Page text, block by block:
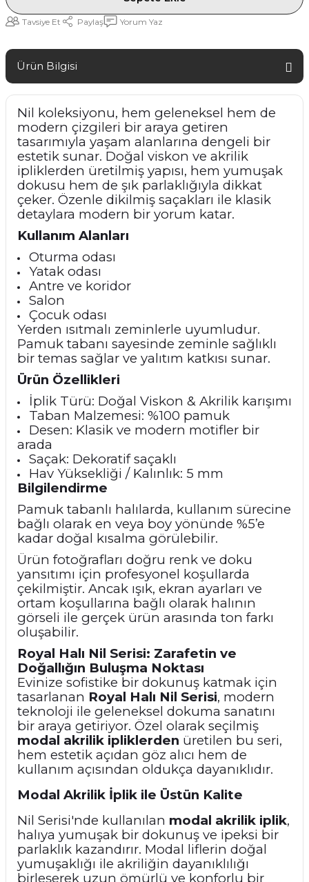
Tavsiye Et Paylaş Yorum Yaz
Ürün Bilgisi
Nil koleksiyonu, hem geleneksel hem de
modern çizgileri bir araya getiren
tasarımıyla yaşam alanlarına dengeli bir
estetik sunar. Doğal viskon ve akrilik
ipliklerden üretilmiş yapısı, hem yumuşak
dokusu hem de şık parlaklığıyla dikkat
çeker. Özenle dikilmiş saçakları ile klasik
detaylara modern bir yorum katar.
Kullanım Alanları
Oturma odası
Yatak odası
Antre ve koridor
Salon
Çocuk odası
Yerden ısıtmalı zeminlerle uyumludur.
Pamuk tabanı sayesinde zeminle sağlıklı
bir temas sağlar ve yalıtım katkısı sunar.
Ürün Özellikleri
İplik Türü: Doğal Viskon & Akrilik karışımı
Taban Malzemesi: %100 pamuk
Desen: Klasik ve modern motifler bir
arada
Saçak: Dekoratif saçaklı
Hav Yüksekliği / Kalınlık: 5 mm
Bilgilendirme
Pamuk tabanlı halılarda, kullanım sürecine
bağlı olarak en veya boy yönünde %5’e
kadar doğal kısalma görülebilir.
Ürün fotoğrafları doğru renk ve doku
yansıtımı için profesyonel koşullarda
çekilmiştir. Ancak ışık, ekran ayarları ve
ortam koşullarına bağlı olarak halının
görseli ile gerçek ürün arasında ton farkı
oluşabilir.
Royal Halı Nil Serisi: Zarafetin ve
Doğallığın Buluşma Noktası
Evinize sofistike bir dokunuş katmak için
tasarlanan Royal Halı Nil Serisi, modern
teknoloji ile geleneksel dokuma sanatını
bir araya getiriyor. Özel olarak seçilmiş
modal akrilik ipliklerden üretilen bu seri,
hem estetik açıdan göz alıcı hem de
kullanım açısından oldukça dayanıklıdır.
Modal Akrilik İplik ile Üstün Kalite
Nil Serisi'nde kullanılan modal akrilik iplik,
halıya yumuşak bir dokunuş ve ipeksi bir
parlaklık kazandırır. Modal liflerin doğal
yumuşaklığı ile akriliğin dayanıklılığı
birleşerek uzun ömürlü ve konforlu bir